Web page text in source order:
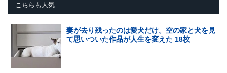
こちらも人気
妻が去り残ったのは愛犬だけ。空の家と犬を見
て思いついた作品が人生を変えた 18枚